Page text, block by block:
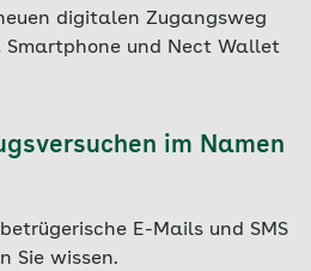
digitalen Zugangsweg
Smartphone und Nect Wallet
im Namen
E-Mails und SMS
Sie wissen.